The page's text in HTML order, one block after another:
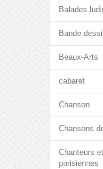
Balades
Bande
Beaux-Arts
cabaret
Chanson
Chansons
Chanteurs
parisiennes